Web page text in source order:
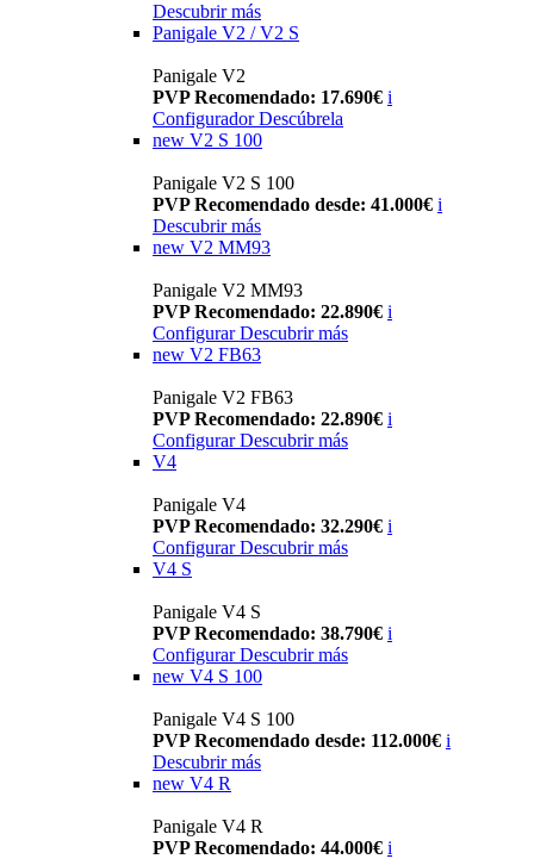
Descubrir más
Panigale V2 / V2 S
Panigale V2
PVP Recomendado: 17.690€ i
Configurador Descúbrela
new V2 S 100
Panigale V2 S 100
PVP Recomendado desde: 41.000€ i
Descubrir más
new V2 MM93
Panigale V2 MM93
PVP Recomendado: 22.890€ i
Configurar Descubrir más
new V2 FB63
Panigale V2 FB63
PVP Recomendado: 22.890€ i
Configurar Descubrir más
V4
Panigale V4
PVP Recomendado: 32.290€ i
Configurar Descubrir más
V4 S
Panigale V4 S
PVP Recomendado: 38.790€ i
Configurar Descubrir más
new V4 S 100
Panigale V4 S 100
PVP Recomendado desde: 112.000€ i
Descubrir más
new V4 R
Panigale V4 R
PVP Recomendado: 44.000€ i